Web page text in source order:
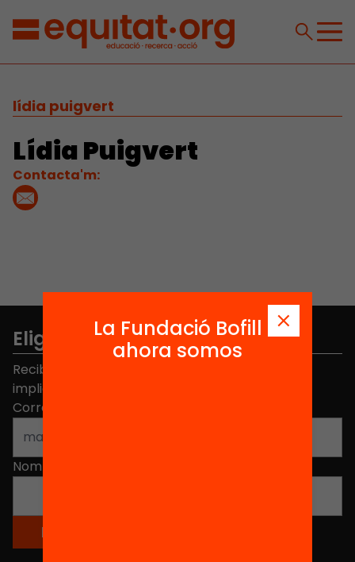
lídia puigvert
Lídia Puigvert
Contacta'm:
Elige equidad
Recibe contenidos, iniciativas y proyectos para
implicarte.
Correo electrónico
Nombre
La Fundació Bofill
ahora somos